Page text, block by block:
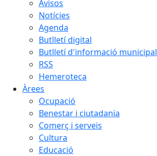
Avisos
Notícies
Agenda
Butlletí digital
Butlletí d'informació municipal
RSS
Hemeroteca
Àrees
Ocupació
Benestar i ciutadania
Comerç i serveis
Cultura
Educació